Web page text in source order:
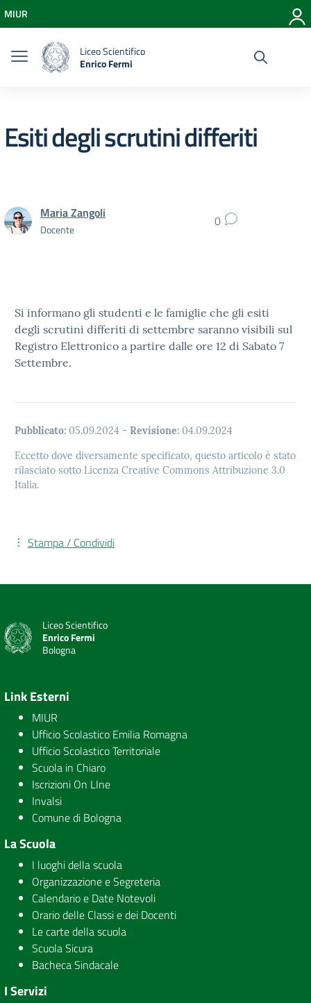
Vai al menu di navigazione
Vai al footer
MIUR
Liceo Scientifico
Enrico Fermi
Esiti degli scrutini differiti
Maria Zangoli
Docente 0
Si informano gli studenti e le famiglie che gli esiti
degli scrutini differiti di settembre saranno visibili sul
Registro Elettronico a partire dalle ore 12 di Sabato 7
Settembre.
Pubblicato: 05.09.2024 - Revisione: 04.09.2024
Eccetto dove diversamente specificato, questo articolo è stato
rilasciato sotto Licenza Creative Commons Attribuzione 3.0
Italia.
Stampa / Condividi
Liceo Scientifico
Enrico Fermi
Bologna
Link Esterni
MIUR
Ufficio Scolastico Emilia Romagna
Ufficio Scolastico Territoriale
Scuola in Chiaro
Iscrizioni On LIne
Invalsi
Comune di Bologna
La Scuola
I luoghi della scuola
Organizzazione e Segreteria
Calendario e Date Notevoli
Orario delle Classi e dei Docenti
Le carte della scuola
Scuola Sicura
Bacheca Sindacale
I Servizi